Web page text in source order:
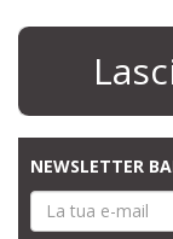
NEWSLETTER